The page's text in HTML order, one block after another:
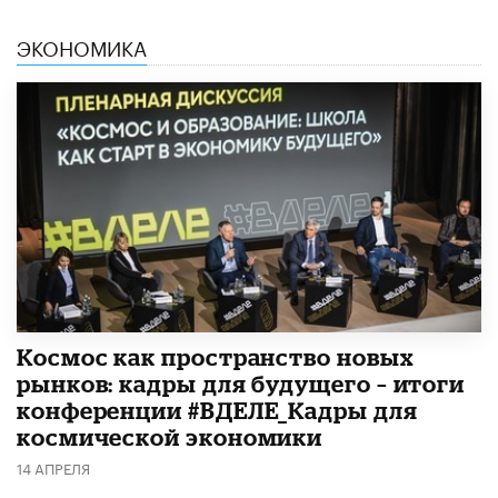
ЭКОНОМИКА
Космос как пространство новых
рынков: кадры для будущего – итоги
конференции #ВДЕЛЕ_Кадры для
космической экономики
14 АПРЕЛЯ